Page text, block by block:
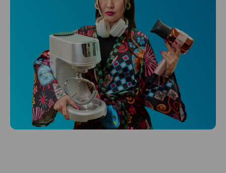
Niceboy ONE Ultra
Hlídá ti zdraví, spánek i pohyb a ještě k
tomu platí.